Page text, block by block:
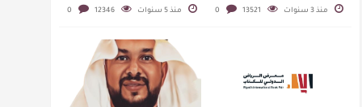
منذ 3 سنوات 13521
0 منذ 5 سنوات 12346
0